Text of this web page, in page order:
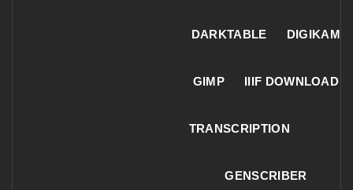
DARKTABLE DIGIKAM
GIMP IIIF DOWNLOAD
TRANSCRIPTION
GENSCRIBER